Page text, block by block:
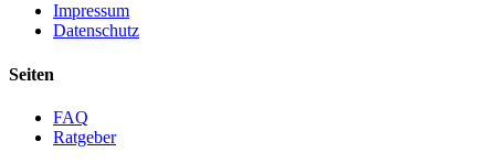
Impressum
Datenschutz
Seiten
FAQ
Ratgeber